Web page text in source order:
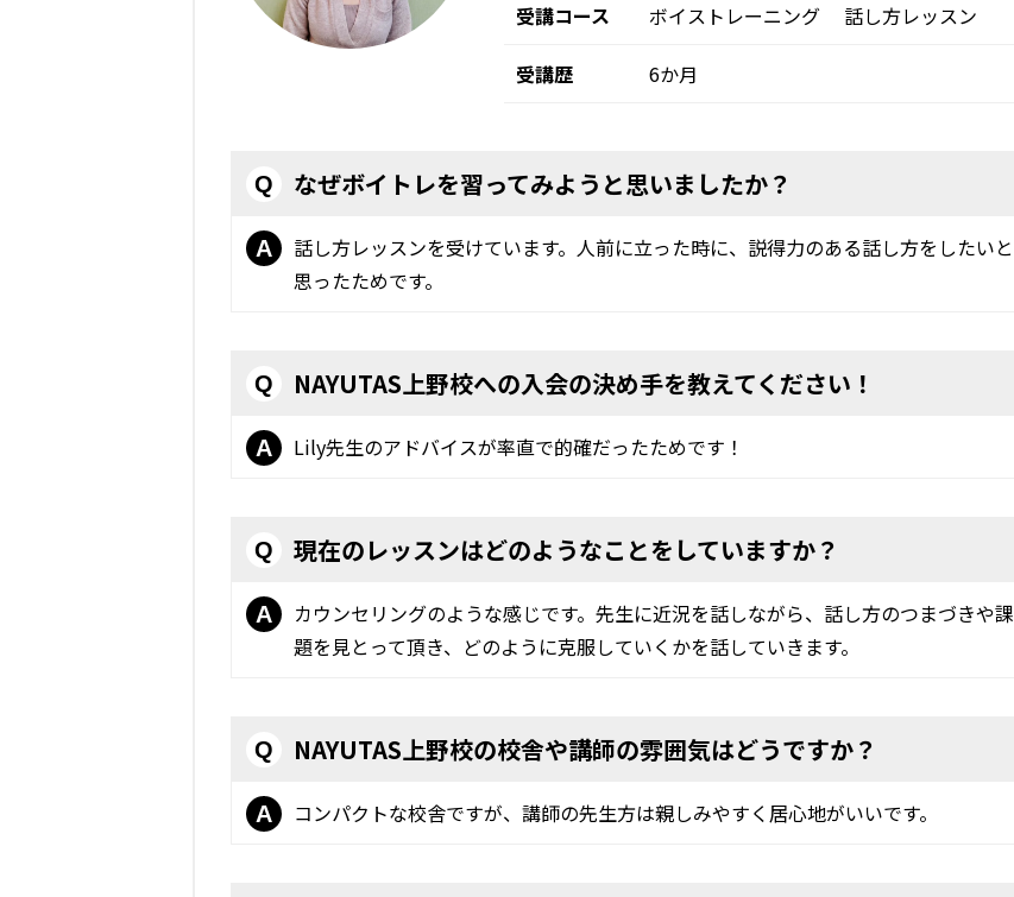
受講コース ボイストレーニング 話し方レッスン
受講歴 6か月
Q なぜボイトレを習ってみようと思いましたか？
A
話し方レッスンを受けています。人前に立った時に、説得力のある話し方をしたいと
思ったためです。
Q NAYUTAS上野校への入会の決め手を教えてください！
A Lily先生のアドバイスが率直で的確だったためです！
Q 現在のレッスンはどのようなことをしていますか？
A
カウンセリングのような感じです。先生に近況を話しながら、話し方のつまづきや課
題を見とって頂き、どのように克服していくかを話していきます。
Q NAYUTAS上野校の校舎や講師の雰囲気はどうですか？
A コンパクトな校舎ですが、講師の先生方は親しみやすく居心地がいいです。